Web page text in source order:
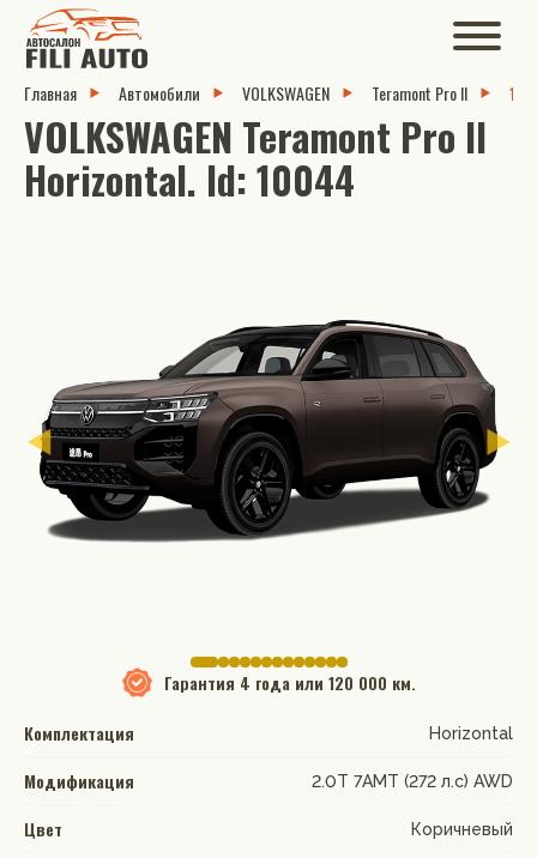
Главная Автомобили VOLKSWAGEN Teramont Pro II
VOLKSWAGEN Teramont Pro II
Horizontal. Id: 10044
Гарантия 4 года или 120 000 км.
Комплектация
Horizontal
Модификация 2.0T 7AMT (272 л.с) AWD
Цвет Коричневый